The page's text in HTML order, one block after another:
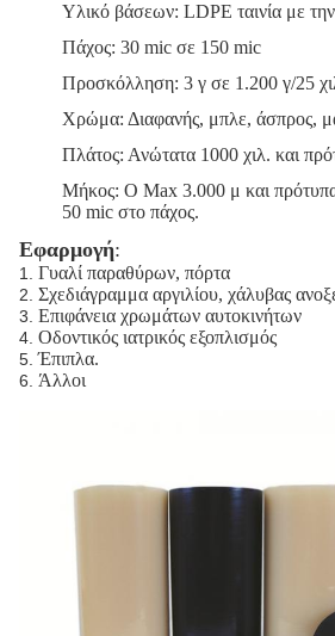
Υλικό βάσεων: LDPE ταινία με
Πάχος: 30 mic σε 150 mic
Προσκόλληση: 3 γ σε 1.200 γ/25
Χρώμα: Διαφανής, μπλε, άσπρος,
Πλάτος: Ανώτατα 1000 χιλ. και
Μήκος: Ο Max 3.000 μ και πρότυπα
50 mic στο πάχος.
Εφαρμογή:
1. Γυαλί παραθύρων, πόρτα
2. Σχεδιάγραμμα αργιλίου, χάλυβας
3. Επιφάνεια χρωμάτων αυτοκινήτων
4. Οδοντικός ιατρικός εξοπλισμός
5.Έπιπλα.
6. Άλλοι